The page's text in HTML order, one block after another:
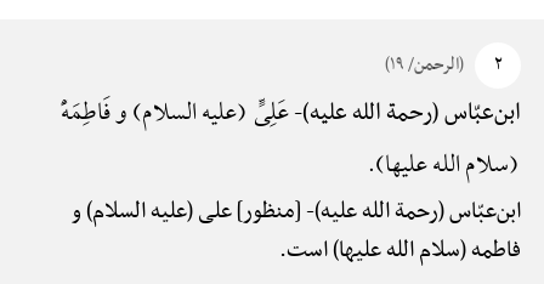
۲ (الرحمن/ ۱۹)
ابن‌عبّاس (رحمة الله علیه)-عَلِیٍّ (علیه السلام) و فَاطِمَهًْ
(سلام الله علیها).
ابن‌عبّاس (رحمة الله علیه)-[منظور] علی (علیه السلام) و
فاطمه (سلام الله علیها) است.